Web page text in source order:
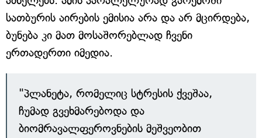
სათბურის აირების ემისია არა და არ მცირდება,
ბუნება კი მათ მოსაშორებლად ჩვენი
ერთადერთი იმედია.
"პლანეტა, რომელიც სტრესის ქვეშაა,
ჩუმად გვეხმარებოდა და
ბიომრავალფეროვნების მეშვეობით